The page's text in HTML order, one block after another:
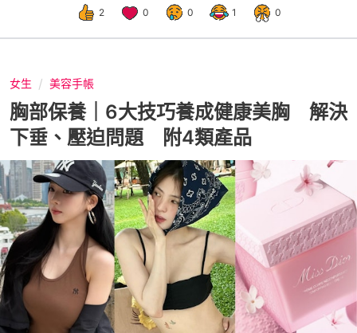
2 0 0 1 0
女生 美容手帳
胸部保養｜6大技巧養成健康美胸 解決
下垂、壓迫問題 附4類產品